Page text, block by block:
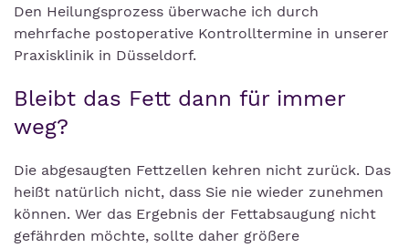
Den Heilungsprozess überwache ich durch
mehrfache postoperative Kontrolltermine in unserer
Praxisklinik in Düsseldorf.
Bleibt das Fett dann für immer
weg?
Die abgesaugten Fettzellen kehren nicht zurück. Das
heißt natürlich nicht, dass Sie nie wieder zunehmen
können. Wer das Ergebnis der Fettabsaugung nicht
gefährden möchte, sollte daher größere